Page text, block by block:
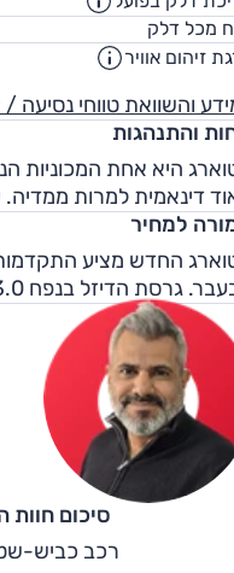
מכל דלק
זיהום אוויר
והשוואת טווחי נסיעה
והתנהגות
היא אחת המכוניות
דינאמית למרות ממדיה.
למחיר
החדש מציע
גרסת הדיזל בנפח 3.0 ליטר היא המומלצת בהיצע.
סיכום חוות
רכב כביש-